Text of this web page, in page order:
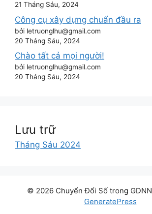
21 Tháng Sáu, 2024
Công cụ xây dựng chuẩn đầu ra
bởi letruonglhu@gmail.com
20 Tháng Sáu, 2024
Chào tất cả mọi người!
bởi letruonglhu@gmail.com
20 Tháng Sáu, 2024
Lưu trữ
Tháng Sáu 2024
© 2026 Chuyển Đổi Số trong GDNN
GeneratePress